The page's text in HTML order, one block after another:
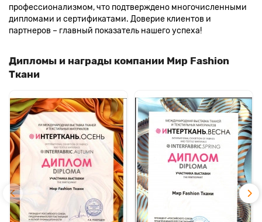
профессионализмом, что подтверждено многочисленными
дипломами и сертификатами. Доверие клиентов и
партнеров – главный показатель нашего успеха!
Дипломы и награды компании Мир Fashion
Ткани